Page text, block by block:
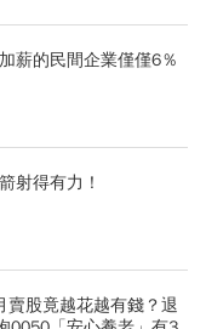
薪的民間企業僅僅6％
射得有力！
賣股竟越花越有錢？退